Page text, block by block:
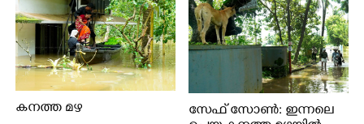
കനത്ത മഴ
സേഫ് സോൺ: ഇന്നലെ